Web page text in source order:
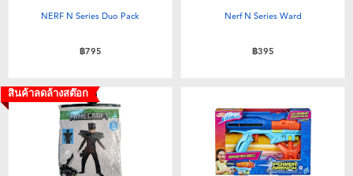
NERF N Series Duo Pack
฿795
Nerf N Series Ward
฿395
สินค้าลดล้างสต๊อก